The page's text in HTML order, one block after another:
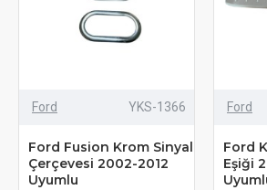
Ford YKS-1366
Ford Fusion Krom Sinyal
Çerçevesi 2002-2012
Uyumlu
Ford
Ford
Eşiği